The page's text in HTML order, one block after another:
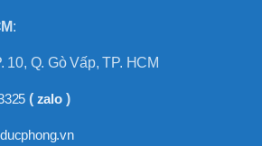
:
10, Q. Gò Vấp, TP. HCM
( zalo)